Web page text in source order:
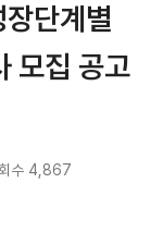
단계별
모집 공고
수 4,867